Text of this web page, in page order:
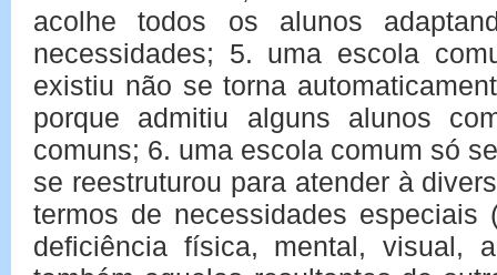
acolhe todos os alunos
necessidades; 5. uma escola
existiu não se torna
porque admitiu alguns alunos
comuns; 6. uma escola comum só
se reestruturou para atender à
termos de necessidades especiais
deficiência física, mental, visual,